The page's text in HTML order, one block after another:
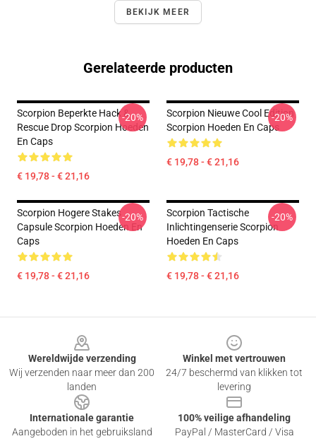
BEKIJK MEER
Gerelateerde producten
Scorpion Beperkte Hack &
Rescue Drop Scorpion Hoeden
En Caps
€ 19,78 - € 21,16
-20%
Scorpion Nieuwe Cool Edition
Scorpion Hoeden En Caps
€ 19,78 - € 21,16
-20%
Scorpion Hogere Stakes
Capsule Scorpion Hoeden En
Caps
€ 19,78 - € 21,16
-20%
Scorpion Tactische
Inlichtingenserie Scorpion
Hoeden En Caps
€ 19,78 - € 21,16
-20%
Wereldwijde verzending
Wij verzenden naar meer dan 200
landen
Winkel met vertrouwen
24/7 beschermd van klikken tot
levering
Internationale garantie
Aangeboden in het gebruiksland
100% veilige afhandeling
PayPal / MasterCard / Visa